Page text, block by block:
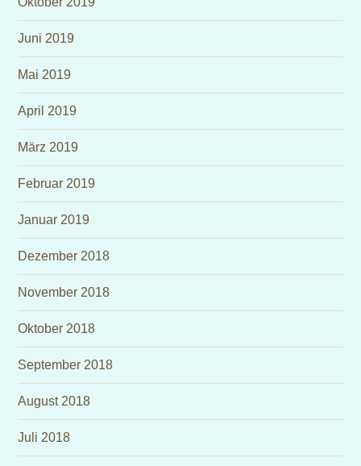
Juni 2019
Mai 2019
April 2019
März 2019
Februar 2019
Januar 2019
Dezember 2018
November 2018
Oktober 2018
September 2018
August 2018
Juli 2018